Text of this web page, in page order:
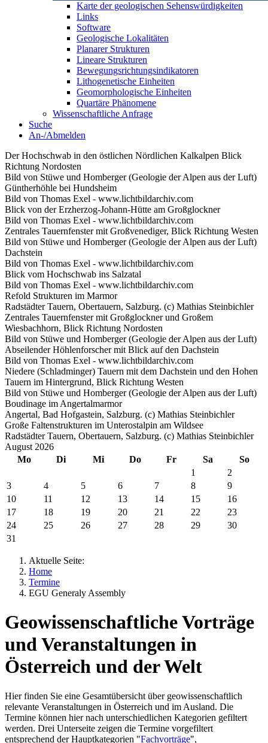
Karte der geologischen Sehenswürdigkeiten
Links
Software
Geologische Lokalitäten
Planarer Strukturen
Lineare Strukturen
Bewegungsrichtungsindikatoren
Lithogenetische Einheiten
Geomorphologische Einheiten
Quartäre Phänomene
Wissenschaftliche Anfrage
Suche
An-/Abmelden
Der Hochschwab in den östlichen Nördlichen Kalkalpen Blick
Richtung Nordosten
Bild von Stüwe und Homberger (Geologie der Alpen aus der Luft)
Güntherhöhle bei Hundsheim
Bild von Thomas Exel - www.lichtbildarchiv.com
Blick von der Erzherzog-Johann-Hütte am Großglockner
Bild von Thomas Exel - www.lichtbildarchiv.com
Zentrales Tauernfenster mit Großvenediger, Blick Richtung Westen
Bild von Stüwe und Homberger (Geologie der Alpen aus der Luft)
Dachstein
Bild von Thomas Exel - www.lichtbildarchiv.com
Blick vom Hochschwab ins Salzatal
Bild von Thomas Exel - www.lichtbildarchiv.com
Refold Strukturen im Marmor
Radstädter Tauern, Obertauern, Salzburg. (c) Mathias Steinbichler
Zentrales Tauernfenster mit Großglockner und Großem
Wiesbachhorn, Blick Richtung Nordosten
Bild von Stüwe und Homberger (Geologie der Alpen aus der Luft)
Abseilender Höhlenforscher mit Blick auf den Dachstein
Bild von Thomas Exel - www.lichtbildarchiv.com
Niedere (Schladminger) Tauern mit dem Dachstein und den Hohen
Tauern im Hintergrund, Blick Richtung Westen
Bild von Stüwe und Homberger (Geologie der Alpen aus der Luft)
Boudinage im Angertalmarmor
Angertal, Bad Hofgastein, Salzburg. (c) Mathias Steinbichler
Große Faltenstrukturen im Unterostalpin am Wildsee
Radstädter Tauern, Obertauern, Salzburg. (c) Mathias Steinbichler
August 2026
Mo
Di Mi Do Fr Sa
So
1
2
3
4 5 6 7 8
9
10
11 12 13 14 15
16
17
18 19 20 21 22
23
24
25 26 27 28 29
30
31
Aktuelle Seite:
Home
Termine
EGU Generaly Assembly
Geowissenschaftliche Vorträge
und Veranstaltungen in
Österreich und der Welt
Hier finden Sie eine Gesamtübersicht über geowissenschaftlich
relevante Veranstaltungen in Österreich und im Ausland. Die
Termine können hier nach unterschiedlichen Kategorien gefiltert
werden. Drei Unterseite zeigen die Termine vorgefiltert
entsprechend der Hauptkategorien "Fachvorträge",